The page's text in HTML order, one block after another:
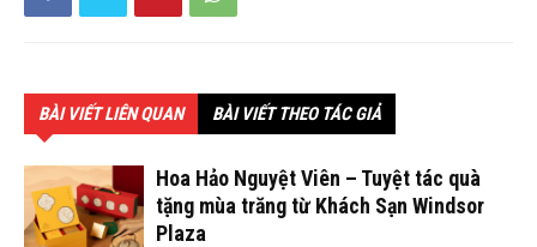
BÀI VIẾT LIÊN QUAN BÀI VIẾT THEO TÁC GIẢ
Hoa Hảo Nguyệt Viên – Tuyệt tác quà
tặng mùa trăng từ Khách Sạn Windsor
Plaza